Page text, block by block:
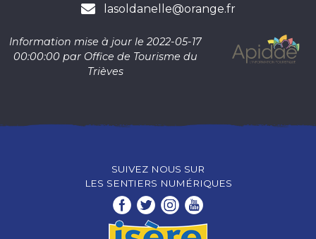
lasoldanelle@orange.fr
Information mise à jour le 2022-05-17
00:00:00 par Office de Tourisme du
Trièves
SUIVEZ NOUS SUR
LES SENTIERS NUMÉRIQUES